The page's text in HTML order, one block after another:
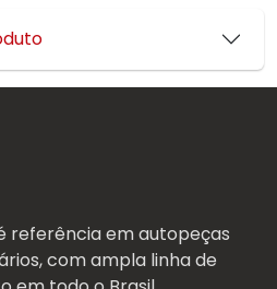
referência em autopeças
com ampla linha de